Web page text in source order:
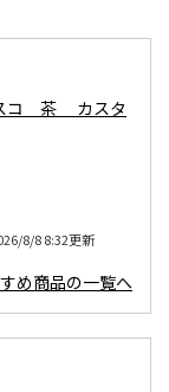
コ 茶 カスタ
8/8 8:32更新
め商品の一覧へ